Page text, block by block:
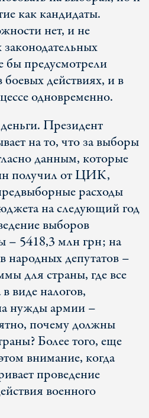
как кандидаты.
нет, и не
бы предусмотрели
действиях, и в
одновременно.
Президент
на то, что за выборы
данным, которые
получил от ЦИК,
расходы
на следующий год
выборов
– 5418,3 млн грн; на
народных депутатов –
для страны, где все
виде налогов,
нужды армии –
почему должны
Более того, еще
внимание, когда
проведение
военного